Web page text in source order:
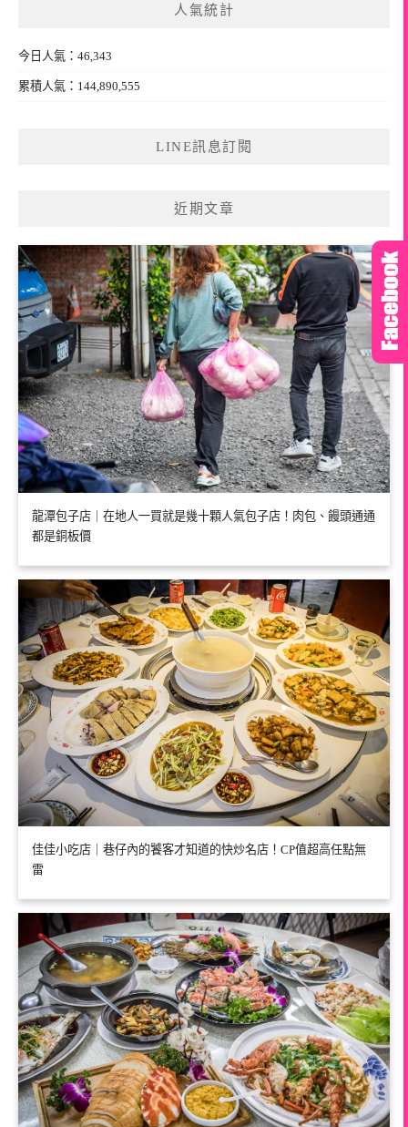
人氣統計
今日人氣：46,343
累積人氣：144,890,555
LINE訊息訂閱
近期文章
龍潭包子店｜在地人一買就是幾十顆人氣包子店！肉包、饅頭通通
都是銅板價
佳佳小吃店｜巷仔內的饕客才知道的快炒名店！CP值超高任點無
雷